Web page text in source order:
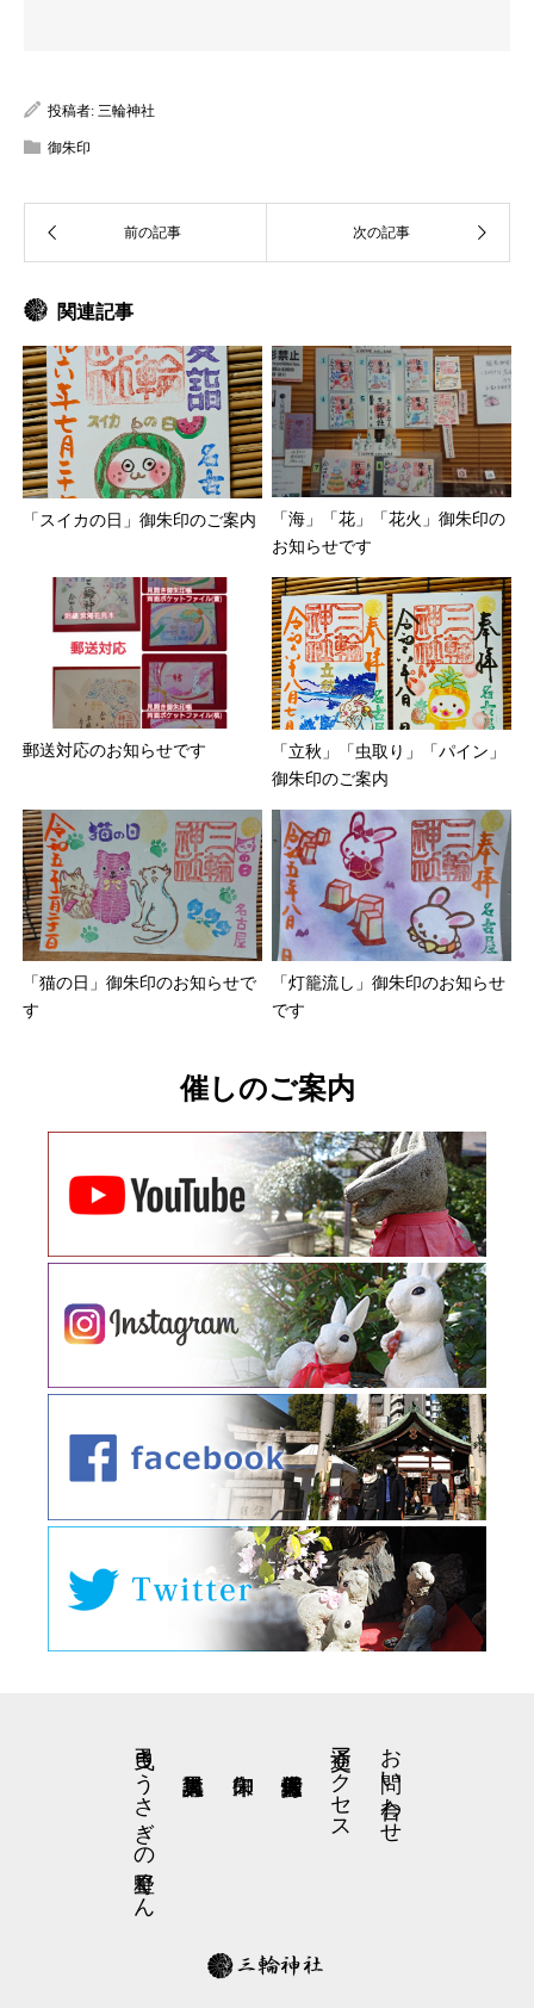
投稿者: 三輪神社
御朱印
関連記事
「スイカの日」御朱印のご案内
「海」「花」「花火」御朱印の
お知らせです
郵送対応のお知らせです
「立秋」「虫取り」「パイン」
御朱印のご案内
「猫の日」御朱印のお知らせで
す
「灯籠流し」御朱印のお知らせ
です
催しのご案内
お問い合わせ
交通アクセス
弓曳きうさぎの星野くん